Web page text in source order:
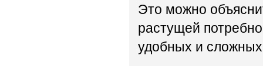
Это можно
растущей
удобных и